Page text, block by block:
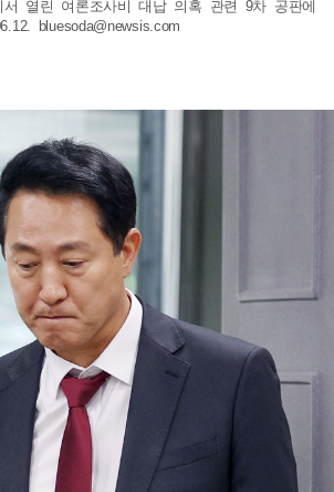
서 열린 여론조사비 대납 의혹 관련 9차 공판에
bluesoda@newsis.com